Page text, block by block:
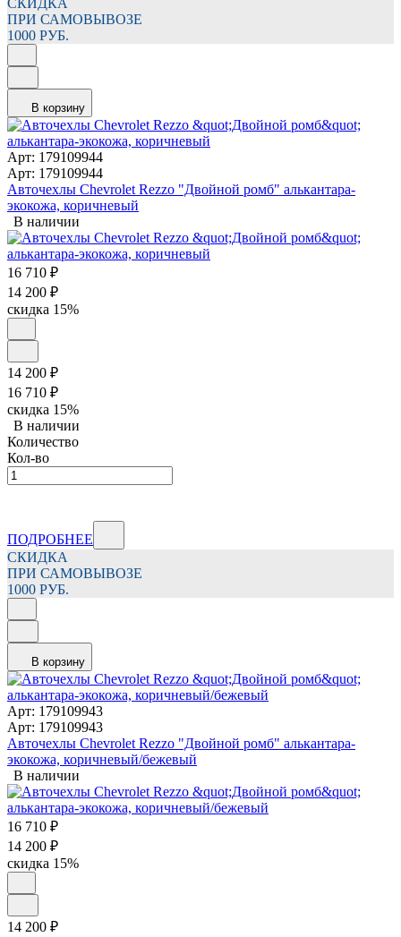
СКИДКА
ПРИ САМОВЫВОЗЕ
1000 РУБ.
В корзину
Арт: 179109944
Арт: 179109944
Авточехлы Chevrolet Rezzo "Двойной ромб" алькантара-
экокожа, коричневый
В наличии
16 710 ₽
14 200 ₽
скидка 15%
14 200 ₽
16 710 ₽
скидка 15%
В наличии
Количество
Кол-во
ПОДРОБНЕЕ
СКИДКА
ПРИ САМОВЫВОЗЕ
1000 РУБ.
В корзину
Арт: 179109943
Арт: 179109943
Авточехлы Chevrolet Rezzo "Двойной ромб" алькантара-
экокожа, коричневый/бежевый
В наличии
16 710 ₽
14 200 ₽
скидка 15%
14 200 ₽